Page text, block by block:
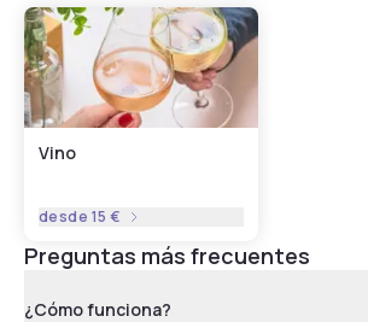
Vino
desde 15 €
Preguntas más frecuentes
¿Cómo funciona?